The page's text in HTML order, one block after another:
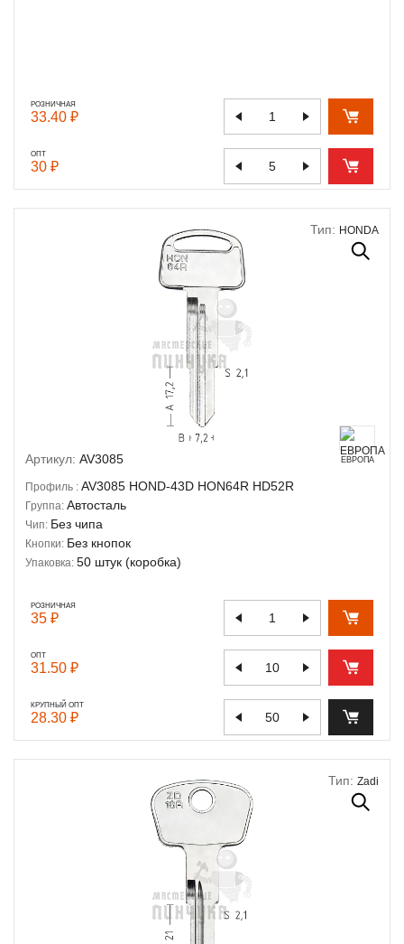
РОЗНИЧНАЯ
33.40 ₽
ОПТ
30 ₽
Тип: HONDA
Артикул: AV3085 ЕВРОПА
Профиль : AV3085 HOND-43D HON64R HD52R
Группа: Автосталь
Чип: Без чипа
Кнопки: Без кнопок
Упаковка: 50 штук (коробка)
РОЗНИЧНАЯ
35 ₽
ОПТ
31.50 ₽
КРУПНЫЙ ОПТ
28.30 ₽
Тип: Zadi